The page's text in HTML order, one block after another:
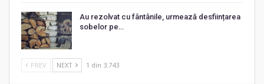
Au rezolvat cu fântânile, urmează desființarea
sobelor pe…
PREV NEXT 1 din 3.743